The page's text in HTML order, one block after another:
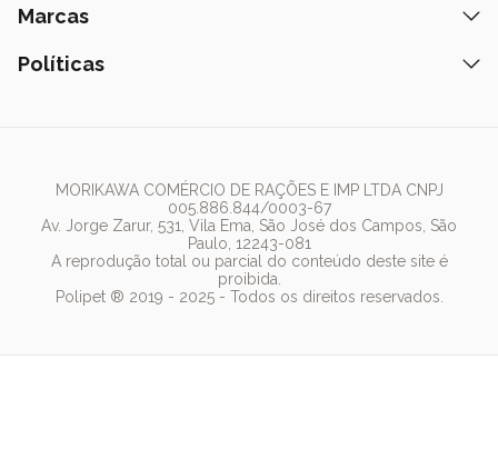
Lista de Desejos
Assinatura Polipet
Coleiras
Ração
Marcas
Nexgard
Pedigree
Whiskas
Dog Chow
Royal Canin
Políticas
MORIKAWA COMÉRCIO DE RAÇÕES E IMP LTDA CNPJ
005.886.844/0003-67
Av. Jorge Zarur, 531, Vila Ema, São José dos Campos, São
Paulo, 12243-081
A reprodução total ou parcial do conteúdo deste site é
proibida.
Polipet ® 2019 - 2025 - Todos os direitos reservados.